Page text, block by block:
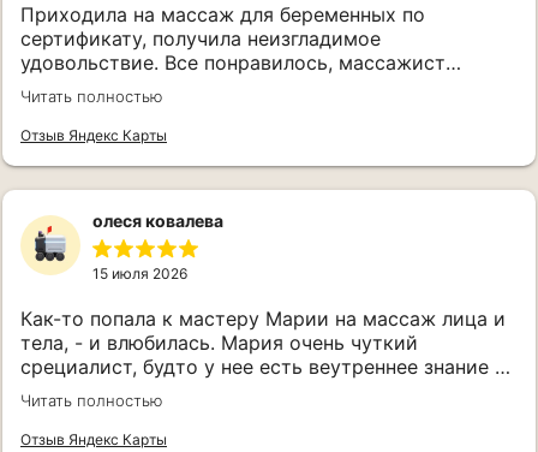
Приходила на массаж для беременных по
сертификату, получила неизгладимое
удовольствие. Все понравилось, массажист
Марина очень приятная, все было комфортно,
красиво, и приятно. Вернусь к вам вновь!
Читать полностью
Отзыв Яндекс Карты
олеся ковалева
15 июля 2026
Как-то попала к мастеру Марии на массаж лица и
тела, - и влюбилась. Мария очень чуткий
срециалист, будто у нее есть веутреннее знание и
интуиция, куда именно, на какие точки и как
воздействовать,чтобы снять усталость, боль,
расслабить. От массажа лица я в отдельнлм
Читать полностью
Отзыв Яндекс Карты